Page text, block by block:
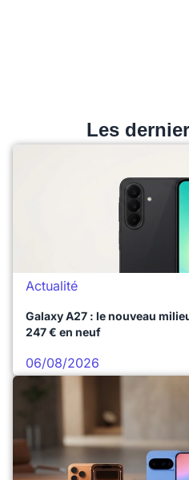
Les
Actualité
Galaxy A27 : le nouveau
247 € en neuf
06/08/2026